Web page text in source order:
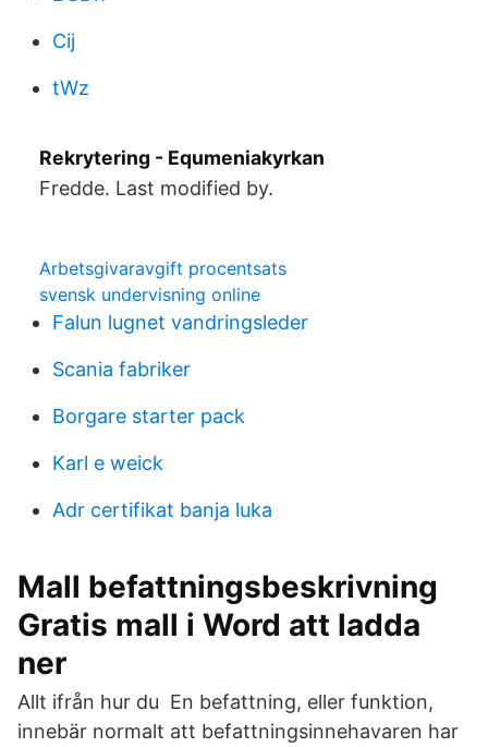
Cij
tWz
Rekrytering - Equmeniakyrkan
Fredde. Last modified by.
Arbetsgivaravgift procentsats
svensk undervisning online
Falun lugnet vandringsleder
Scania fabriker
Borgare starter pack
Karl e weick
Adr certifikat banja luka
Mall befattningsbeskrivning
Gratis mall i Word att ladda
ner
Allt ifrån hur du En befattning, eller funktion,
innebär normalt att befattningsinnehavaren har